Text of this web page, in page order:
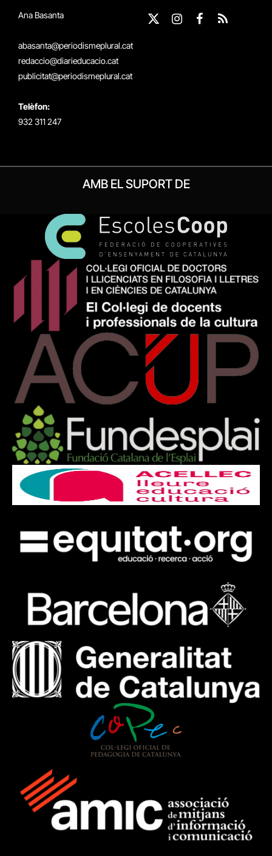
Ana Basanta
abasanta@periodismeplural.cat
redaccio@diarieducacio.cat
publicitat@periodismeplural.cat
Telèfon:
932 311 247
X
Instagram
Facebook
RSS
AMB EL SUPORT DE